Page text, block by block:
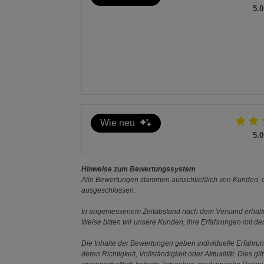
die dafür vorgesehenen Sammelstellen.
Batterien und elektronische Teile gemäß den
5.0
Wie neu
5.0
Hinweise zum Bewertungssystem
Alle Bewertungen stammen ausschließlich von
ausgeschlossen.
In angemessenem Zeitabstand nach dem Versand
Weise bitten wir unsere Kunden, ihre Erfahrungen mit
Die Inhalte der Bewertungen geben individuelle
deren Richtigkeit, Vollständigkeit oder Aktualität. Dies